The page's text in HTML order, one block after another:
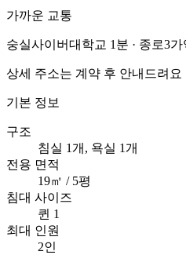
가까운 교통
숭실사이버대학교 1분 · 종로3
상세 주소는 계약 후 안내드려요
기본 정보
구조
침실 1개, 욕실 1개
전용 면적
19㎡ / 5평
침대 사이즈
퀸 1
최대 인원
2인